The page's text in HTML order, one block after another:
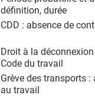
définition, durée
CDD : absence de
Droit à la
Code du travail
Grève des transports :
au travail